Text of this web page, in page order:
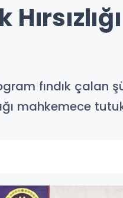
fındık çalan
mahkemece